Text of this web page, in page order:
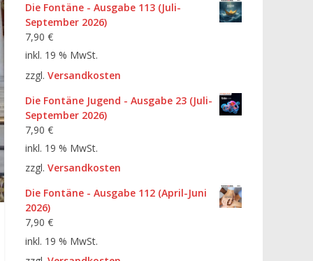
Die Fontäne - Ausgabe 113 (Juli-
September 2026)
7,90 €
inkl. 19 % MwSt.
zzgl. Versandkosten
Die Fontäne Jugend - Ausgabe 23 (Juli-
September 2026)
7,90 €
inkl. 19 % MwSt.
zzgl. Versandkosten
Die Fontäne - Ausgabe 112 (April-Juni
2026)
7,90 €
inkl. 19 % MwSt.